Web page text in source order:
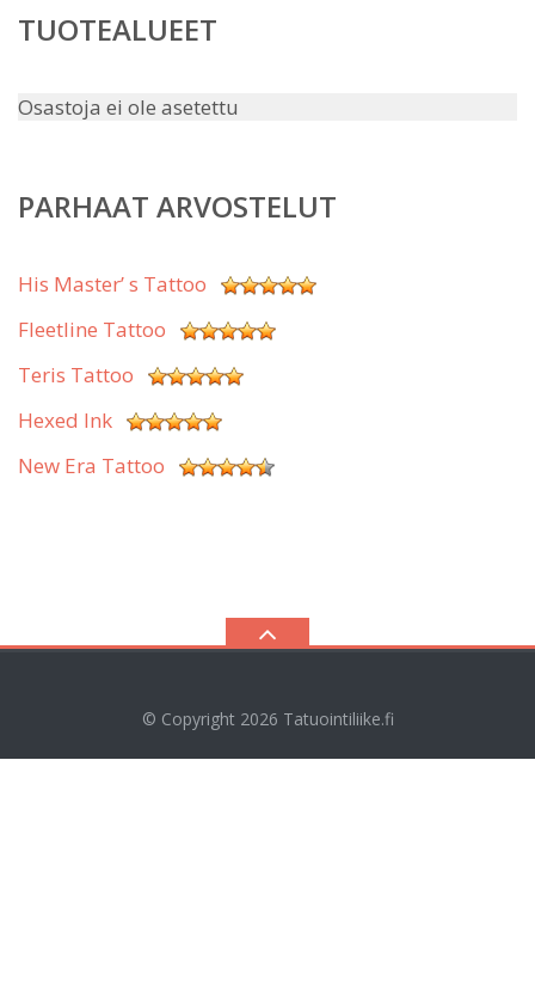
TUOTEALUEET
Osastoja ei ole asetettu
PARHAAT ARVOSTELUT
His Master’ s Tattoo
Fleetline Tattoo
Teris Tattoo
Hexed Ink
New Era Tattoo
© Copyright 2026 Tatuointiliike.fi